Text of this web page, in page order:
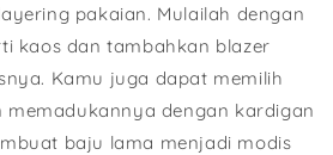
pakaian. Mulailah dengan
kaos dan tambahkan blazer
Kamu juga dapat memilih
memadukannya dengan kardigan
baju lama menjadi modis